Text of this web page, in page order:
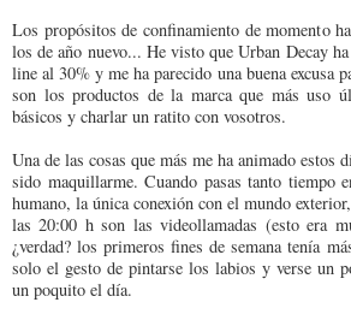
Los propósitos de confinamiento de momento
los de año nuevo... He visto que Urban Decay
line al 30% y me ha parecido una buena excusa
son los productos de la marca que más uso
básicos y charlar un ratito con vosotros.
Una de las cosas que más me ha animado estos
sido maquillarme. Cuando pasas tanto tiempo
humano, la única conexión con el mundo
las 20:00 h son las videollamadas (esto era
¿verdad? los primeros fines de semana tenía
solo el gesto de pintarse los labios y verse un
un poquito el día.